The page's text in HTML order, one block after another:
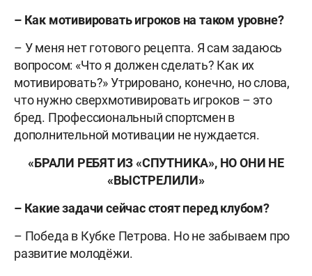
– Как мотивировать игроков на таком уровне?
– У меня нет готового рецепта. Я сам задаюсь
вопросом: «Что я должен сделать? Как их
мотивировать?» Утрировано, конечно, но слова,
что нужно сверхмотивировать игроков – это
бред. Профессиональный спортсмен в
дополнительной мотивации не нуждается.
«БРАЛИ РЕБЯТ ИЗ «СПУТНИКА», НО ОНИ НЕ
«ВЫСТРЕЛИЛИ»
– Какие задачи сейчас стоят перед клубом?
– Победа в Кубке Петрова. Но не забываем про
развитие молодёжи.